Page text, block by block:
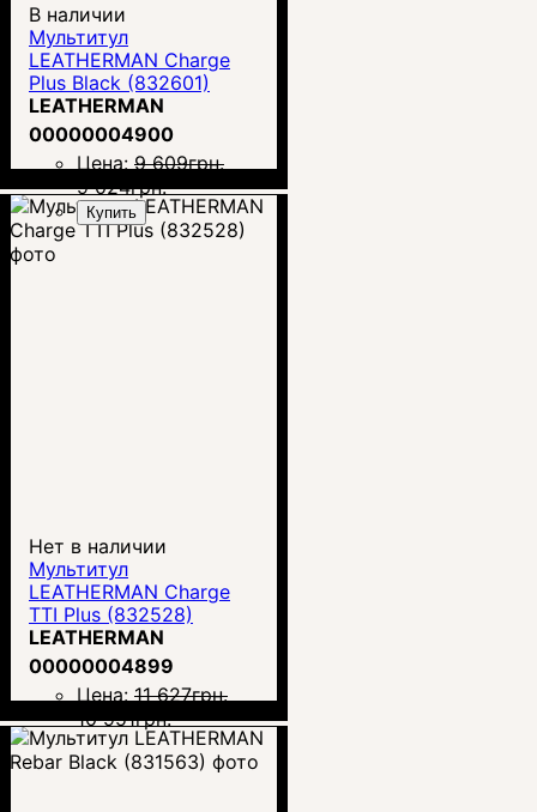
В наличии
Мультитул
LEATHERMAN Charge
Plus Black (832601)
LEATHERMAN
00000004900
Цена: 9 609грн.
9 024грн.
Купить
Нет в наличии
Мультитул
LEATHERMAN Charge
TTI Plus (832528)
LEATHERMAN
00000004899
Цена: 11 627грн.
10 951грн.